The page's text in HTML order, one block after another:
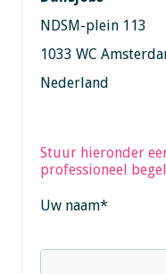
NDSM-plein 113
1033 WC
Nederland
Stuur hieronder
professioneel
Uw naam*